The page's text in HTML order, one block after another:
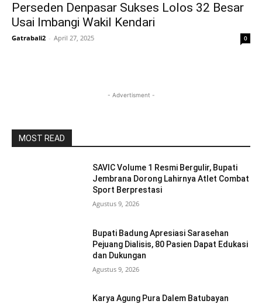
Perseden Denpasar Sukses Lolos 32 Besar
Usai Imbangi Wakil Kendari
Gatrabali2 - April 27, 2025 0
- Advertisment -
MOST READ
SAVIC Volume 1 Resmi Bergulir, Bupati
Jembrana Dorong Lahirnya Atlet Combat
Sport Berprestasi
Agustus 9, 2026
Bupati Badung Apresiasi Sarasehan
Pejuang Dialisis, 80 Pasien Dapat Edukasi
dan Dukungan
Agustus 9, 2026
Karya Agung Pura Dalem Batubayan